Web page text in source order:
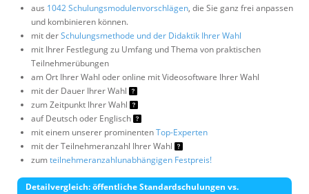
aus 1042 Schulungsmodulenvorschlägen, die Sie ganz frei anpassen
und kombinieren können.
mit derSchulungsmethode und der Didaktik Ihrer Wahl
mit Ihrer Festlegung zu Umfang und Thema von praktischen
Teilnehmerübungen
am Ort Ihrer Wahl oder online mit Videosoftware Ihrer Wahl
mit der Dauer Ihrer Wahl
zum Zeitpunkt Ihrer Wahl
auf Deutsch oder Englisch
mit einem unserer prominentenTop-Experten
mit der Teilnehmeranzahl Ihrer Wahl
zumteilnehmeranzahlunabhängigen Festpreis!
Detailvergleich: öffentliche Standardschulungen vs.